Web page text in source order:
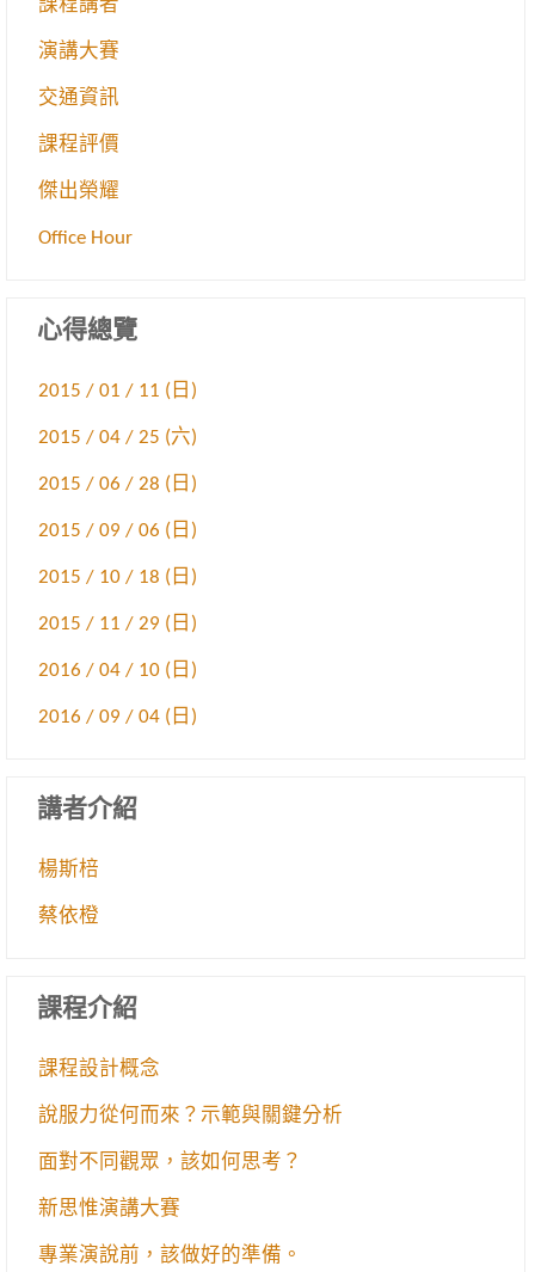
課程講者
演講大賽
交通資訊
課程評價
傑出榮耀
Office Hour
心得總覽
2015 / 01 / 11 (日)
2015 / 04 / 25 (六)
2015 / 06 / 28 (日)
2015 / 09 / 06 (日)
2015 / 10 / 18 (日)
2015 / 11 / 29 (日)
2016 / 04 / 10 (日)
2016 / 09 / 04 (日)
講者介紹
楊斯棓
蔡依橙
課程介紹
課程設計概念
說服力從何而來？示範與關鍵分析
面對不同觀眾，該如何思考？
新思惟演講大賽
專業演說前，該做好的準備。